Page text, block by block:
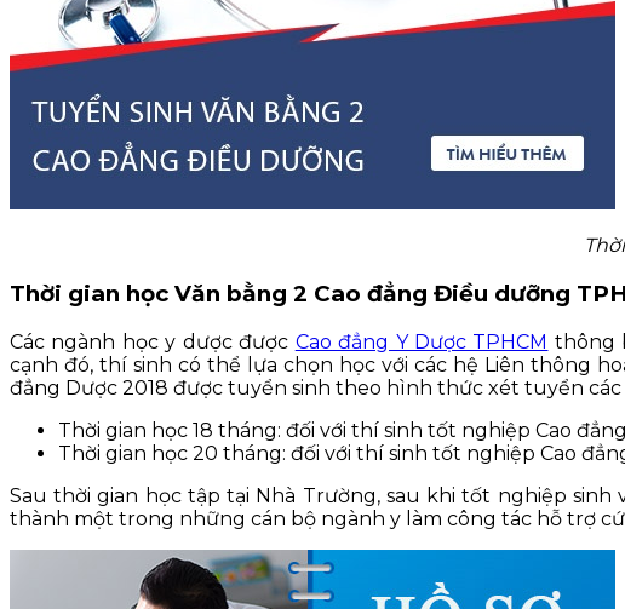
Thời gian học Văn bằng 2 Cao đẳng Điều dưỡng
Các ngành học y dược được Cao đẳng Y Dược TPHCM thông
cạnh đó, thí sinh có thể lựa chọn học với các hệ Liên thông
đẳng Dược 2018 được tuyển sinh theo hình thức xét tuyển
Thời gian học 18 tháng: đối với thí sinh tốt nghiệp Cao
Thời gian học 20 tháng: đối với thí sinh tốt nghiệp Cao
Sau thời gian học tập tại Nhà Trường, sau khi tốt nghiệp
thành một trong những cán bộ ngành y làm công tác hỗ trợ